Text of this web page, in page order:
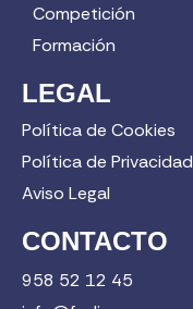
Competición
Formación
LEGAL
Política de Cookies
Política de Privacidad
Aviso Legal
CONTACTO
958 52 12 45